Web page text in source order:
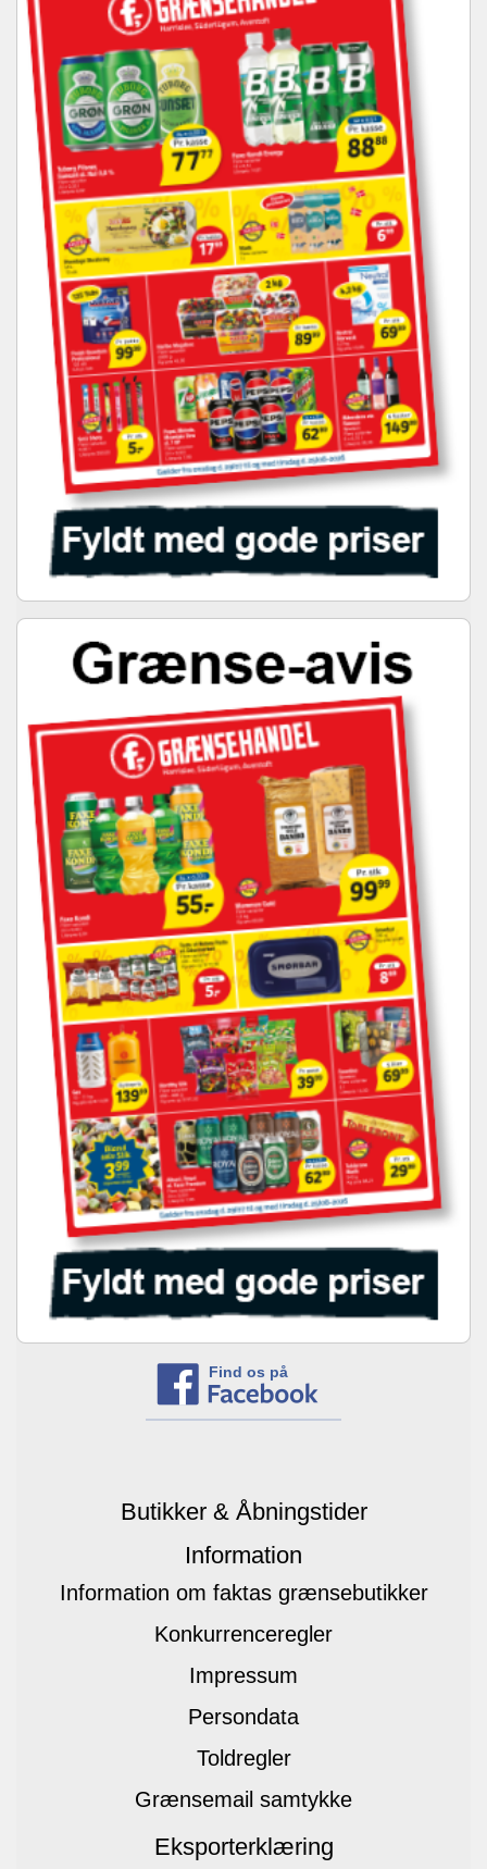
Find os på
Butikker & Åbningstider
Information
Information om faktas grænsebutikker
Konkurrenceregler
Impressum
Persondata
Toldregler
Grænsemail samtykke
Eksporterklæring